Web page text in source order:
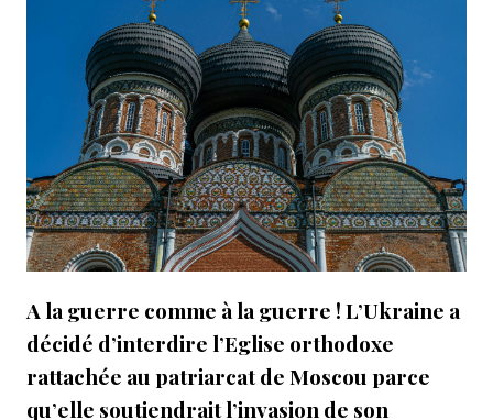
A la guerre comme à la guerre ! L’Ukraine a
décidé d’interdire l’Eglise orthodoxe
rattachée au patriarcat de Moscou parce
qu’elle soutiendrait l’invasion de son